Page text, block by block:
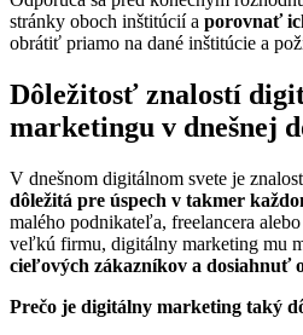
stránky oboch inštitúcií a porovnať
obrátiť priamo na dané inštitúcie a
Dôležitosť znalostí
marketingu v dnešnej
V dnešnom digitálnom svete je
dôležitá pre úspech v takmer
malého podnikateľa, freelancera
veľkú firmu, digitálny marketing mu
cieľových zákazníkov a dosiahnuť
Prečo je digitálny marketing taký